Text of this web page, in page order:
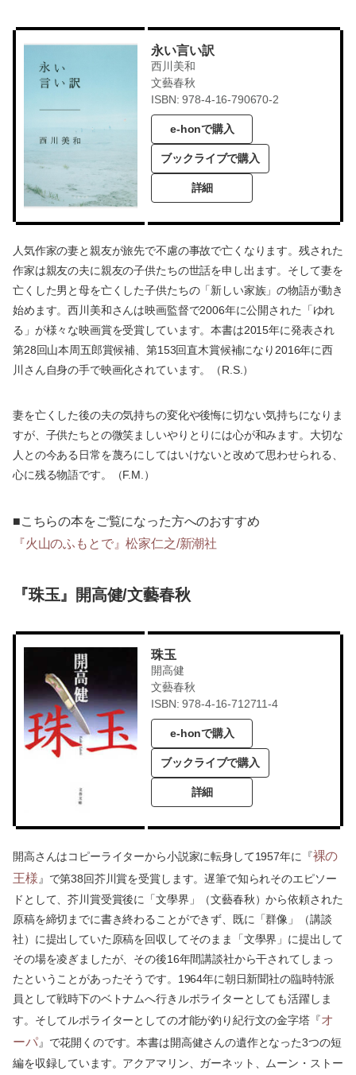
永い言い訳
西川美和
文藝春秋
ISBN: 978-4-16-790670-2
e-honで購入
ブックライブで購入
詳細
人気作家の妻と親友が旅先で不慮の事故で亡くなります。残された
作家は親友の夫に親友の子供たちの世話を申し出ます。そして妻を
亡くした男と母を亡くした子供たちの「新しい家族」の物語が動き
始めます。西川美和さんは映画監督で2006年に公開された「ゆれ
る」が様々な映画賞を受賞しています。本書は2015年に発表され
第28回山本周五郎賞候補、第153回直木賞候補になり2016年に西
川さん自身の手で映画化されています。（R.S.）
妻を亡くした後の夫の気持ちの変化や後悔に切ない気持ちになりま
すが、子供たちとの微笑ましいやりとりには心が和みます。大切な
人との今ある日常を蔑ろにしてはいけないと改めて思わせられる、
心に残る物語です。（F.M.）
■こちらの本をご覧になった方へのおすすめ
『火山のふもとで』松家仁之/新潮社
『珠玉』開高健/文藝春秋
珠玉
開高健
文藝春秋
ISBN: 978-4-16-712711-4
e-honで購入
ブックライブで購入
詳細
開高さんはコピーライターから小説家に転身して1957年に『裸の
王様 』で第38回芥川賞を受賞します。遅筆で知られそのエピソー
ドとして、芥川賞受賞後に「文學界」（文藝春秋）から依頼された
原稿を締切までに書き終わることができず、既に「群像」（講談
社）に提出していた原稿を回収してそのまま「文學界」に提出して
その場を凌ぎましたが、その後16年間講談社から干されてしまっ
たということがあったそうです。1964年に朝日新聞社の臨時特派
員として戦時下のベトナムへ行きルポライターとしても活躍しま
す。そしてルポライターとしての才能が釣り紀行文の金字塔『オ
ーパ』で花開くのです。本書は開高健さんの遺作となった3つの短
編を収録しています。アクアマリン、ガーネット、ムーン・ストー